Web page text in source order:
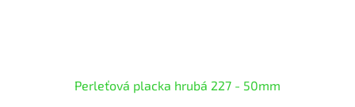
Perleťová placka hrubá 227 - 50mm